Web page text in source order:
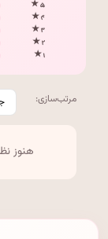
۵ ★
۴ ★
۳ ★
۲ ★
۱ ★
مرتب‌سازی:
هنوز